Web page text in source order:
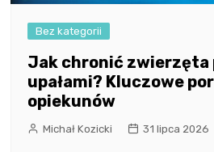
Bez kategorii
Jak chronić zwierzęta
upałami? Kluczowe
opiekunów
Michał Kozicki 31 lipca 2026